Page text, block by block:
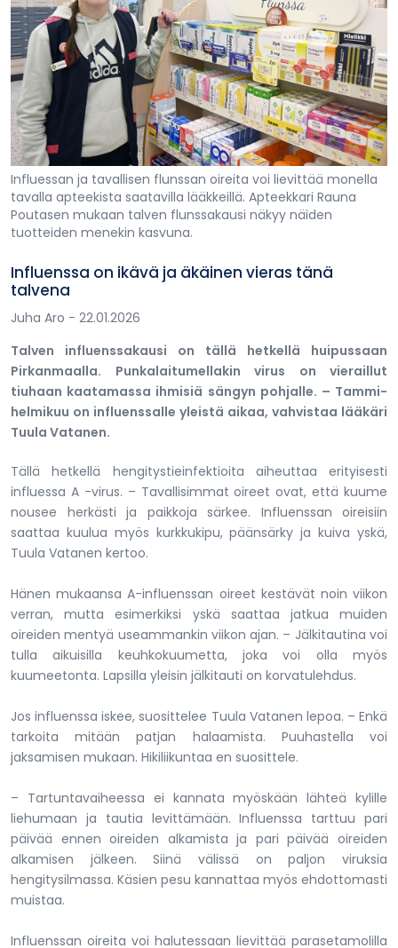
Influessan ja tavallisen flunssan oireita voi lievittää monella
tavalla apteekista saatavilla lääkkeillä. Apteekkari Rauna
Poutasen mukaan talven flunssakausi näkyy näiden
tuotteiden menekin kasvuna.
Influenssa on ikävä ja äkäinen vieras tänä
talvena
Juha Aro - 22.01.2026
Talven influenssakausi on tällä hetkellä huipussaan
Pirkanmaalla. Punkalaitumellakin virus on vieraillut
tiuhaan kaatamassa ihmisiä sängyn pohjalle. – Tammi-
helmikuu on influenssalle yleistä aikaa, vahvistaa lääkäri
Tuula Vatanen.
Tällä hetkellä hengitystieinfektioita aiheuttaa erityisesti
influessa A -virus. – Tavallisimmat oireet ovat, että kuume
nousee herkästi ja paikkoja särkee. Influenssan oireisiin
saattaa kuulua myös kurkkukipu, päänsärky ja kuiva yskä,
Tuula Vatanen kertoo.
Hänen mukaansa A-influenssan oireet kestävät noin viikon
verran, mutta esimerkiksi yskä saattaa jatkua muiden
oireiden mentyä useammankin viikon ajan. – Jälkitautina voi
tulla aikuisilla keuhkokuumetta, joka voi olla myös
kuumeetonta. Lapsilla yleisin jälkitauti on korvatulehdus.
Jos influenssa iskee, suosittelee Tuula Vatanen lepoa. – Enkä
tarkoita mitään patjan halaamista. Puuhastella voi
jaksamisen mukaan. Hikiliikuntaa en suosittele.
– Tartuntavaiheessa ei kannata myöskään lähteä kylille
liehumaan ja tautia levittämään. Influenssa tarttuu pari
päivää ennen oireiden alkamista ja pari päivää oireiden
alkamisen jälkeen. Siinä välissä on paljon viruksia
hengitysilmassa. Käsien pesu kannattaa myös ehdottomasti
muistaa.
Influenssan oireita voi halutessaan lievittää parasetamolilla